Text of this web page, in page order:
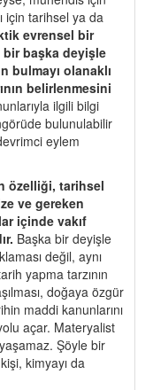
için tarihsel ya da
evrensel bir
bir başka deyişle
olanaklı
belirlenmesini
ilgili bilgi
bulunulabilir
eylem
özelliği, tarihsel
ve gereken
içinde vakıf
Başka bir deyişle
değil, aynı
yapma tarzının
doğaya özgür
maddi kanunlarını
açar. Materyalist
Şöyle bir
kimyayı da